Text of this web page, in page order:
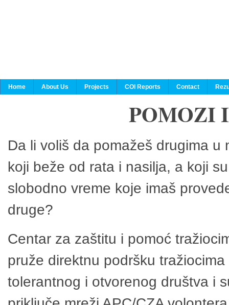
Home About Us Projects COI Reports Contact
POMOZI
Da li voliš da pomažeš drugima
koji beže od rata i nasilja, a koji
slobodno vreme koje imaš
druge?
Centar za zaštitu i pomoć
pruže direktnu podršku
tolerantnog i otvorenog društva i